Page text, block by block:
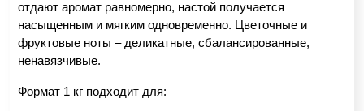
отдают аромат равномерно, настой получается
насыщенным и мягким одновременно. Цветочные и
фруктовые ноты – деликатные, сбалансированные,
ненавязчивые.
Формат 1 кг подходит для: